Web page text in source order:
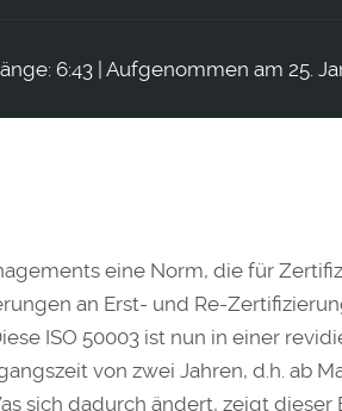
6:43 | Aufgenommen am 25.
eine Norm, die für
an Erst- und Re-
ISO 50003 ist nun in einer
von zwei Jahren, d.h. ab
sich dadurch ändert, zeigt dieser